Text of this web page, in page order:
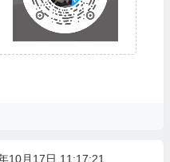
10月17日 11:17:21